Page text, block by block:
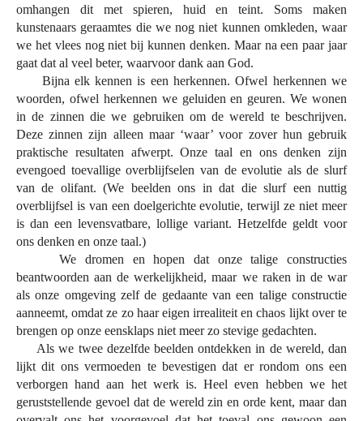
omhangen dit met spieren, huid en teint. Soms maken
kunstenaars geraamtes die we nog niet kunnen omkleden, waar
we het vlees nog niet bij kunnen denken. Maar na een paar jaar
gaat dat al veel beter, waarvoor dank aan God.
Bijna elk kennen is een herkennen. Ofwel herkennen we
woorden, ofwel herkennen we geluiden en geuren. We wonen
in de zinnen die we gebruiken om de wereld te beschrijven.
Deze zinnen zijn alleen maar ‘waar’ voor zover hun gebruik
praktische resultaten afwerpt. Onze taal en ons denken zijn
evengoed toevallige overblijfselen van de evolutie als de slurf
van de olifant. (We beelden ons in dat die slurf een nuttig
overblijfsel is van een doelgerichte evolutie, terwijl ze niet meer
is dan een levensvatbare, lollige variant. Hetzelfde geldt voor
ons denken en onze taal.)
We dromen en hopen dat onze talige constructies
beantwoorden aan de werkelijkheid, maar we raken in de war
als onze omgeving zelf de gedaante van een talige constructie
aanneemt, omdat ze zo haar eigen irrealiteit en chaos lijkt over te
brengen op onze eensklaps niet meer zo stevige gedachten.
Als we twee dezelfde beelden ontdekken in de wereld, dan
lijkt dit ons vermoeden te bevestigen dat er rondom ons een
verborgen hand aan het werk is. Heel even hebben we het
geruststellende gevoel dat de wereld zin en orde kent, maar dan